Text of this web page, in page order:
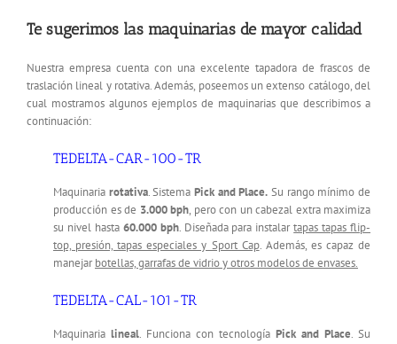
Te sugerimos las maquinarias de mayor calidad
Nuestra empresa cuenta con una excelente tapadora de frascos de
traslación lineal y rotativa. Además, poseemos un extenso catálogo, del
cual mostramos algunos ejemplos de maquinarias que describimos a
continuación:
TEDELTA-CAR-100-TR
Maquinaria rotativa. SistemaPick and Place. Su rango mínimo de
producción es de 3.000 bph, pero con un cabezal extra maximiza
su nivel hasta 60.000 bph. Diseñada para instalartapas tapas flip-
top, presión, tapas especiales y Sport Cap. Además, es capaz de
manejarbotellas, garrafas de vidrio y otros modelos de envases.
TEDELTA-CAL-101-TR
Maquinaria lineal. Funciona con tecnología Pick and Place. Su